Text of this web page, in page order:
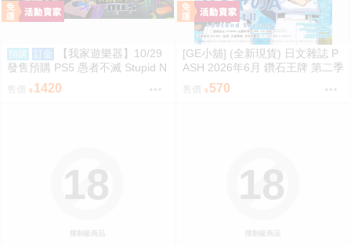
預購 訂金
【我家遊樂器】10/29
發售預購 PS5 愚者不滅 Stupid N
ever Dies 日版
售價 1420
[GE小舖] (全新現貨) 日文雜誌 P
ASH 2026年6月 鑽石王牌 第二季
賽馬娘 神之雫 魔法帽的工作室
售價 570
限制級商品
18
限制級商品
18